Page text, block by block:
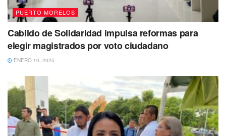
PUERTO MORELOS
Cabildo de Solidaridad impulsa reformas para
elegir magistrados por voto ciudadano
ENERO 10, 2025